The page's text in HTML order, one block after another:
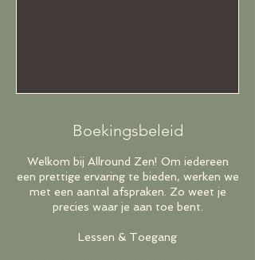
Boekingsbeleid
Welkom bij Allround Zen! Om iedereen
een prettige ervaring te bieden, werken we
met een aantal afspraken. Zo weet je
precies waar je aan toe bent.
Lessen & Toegang